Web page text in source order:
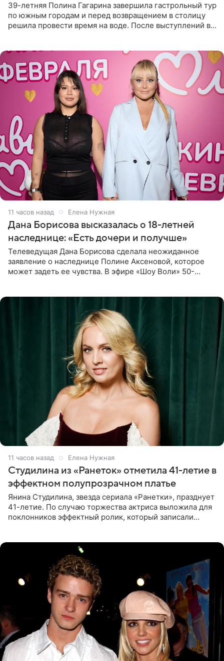
39-летняя Полина Гагарина завершила гастрольный тур
по южным городам и перед возвращением в столицу
решила провести время на воде. После выступлений в
11 часов назад Елена Нужная
Дана Борисова высказалась о 18-летней
наследнице: «Есть дочери и получше»
Телеведущая Дана Борисова сделала неожиданное
заявление о наследнице Полине Аксеновой, которое
может задеть ее чувства. В эфире «Шоу Воли» 50-
11 часов назад Елена Нужная
Студилина из «Ранеток» отметила 41-летие в
эффектном полупрозрачном платье
Янина Студилина, звезда сериала «Ранетки», празднует
41-летие. По случаю торжества актриса выложила для
поклонников эффектный ролик, который записали